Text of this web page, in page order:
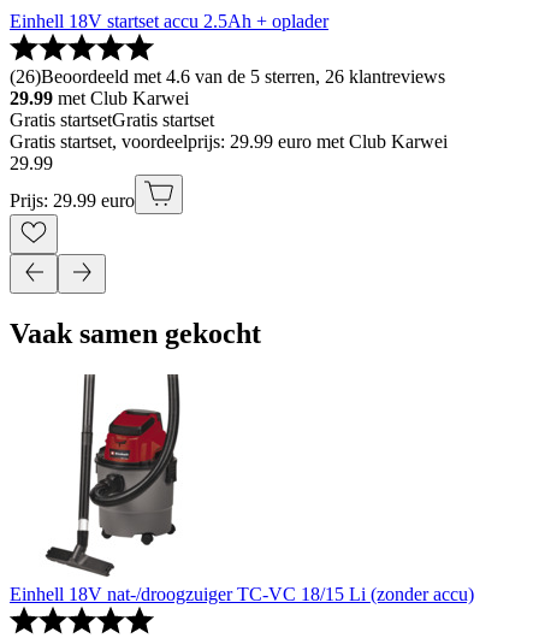
Einhell 18V startset accu 2.5Ah + oplader
(26)Beoordeeld met 4.6 van de 5 sterren, 26 klantreviews
29.99 met Club Karwei
Gratis startsetGratis startset
Gratis startset, voordeelprijs: 29.99 euro met Club Karwei
29.99
Prijs: 29.99 euro
Vaak samen gekocht
Einhell 18V nat-/droogzuiger TC-VC 18/15 Li (zonder accu)